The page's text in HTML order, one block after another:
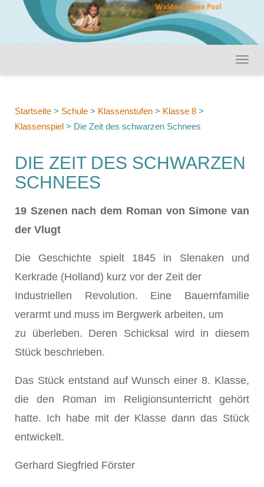
Startseite > Schule > Klassenstufen > Klasse 8 >
Klassenspiel > Die Zeit des schwarzen Schnees
DIE ZEIT DES SCHWARZEN
SCHNEES
19 Szenen nach dem Roman von Simone van
der Vlugt
Die Geschichte spielt 1845 in Slenaken und
Kerkrade (Holland) kurz vor der Zeit der
Industriellen Revolution. Eine Bauernfamilie
verarmt und muss im Bergwerk arbeiten, um
zu überleben. Deren Schicksal wird in diesem
Stück beschrieben.
Das Stück entstand auf Wunsch einer 8. Klasse,
die den Roman im Religionsunterricht gehört
hatte. Ich habe mit der Klasse dann das Stück
entwickelt.
Gerhard Siegfried Förster